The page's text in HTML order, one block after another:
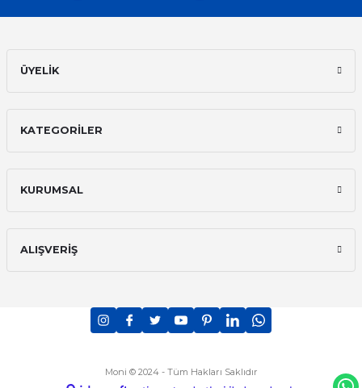
ÜYELİK
KATEGORİLER
KURUMSAL
ALIŞVERİŞ
Moni © 2024 - Tüm Hakları Saklıdır